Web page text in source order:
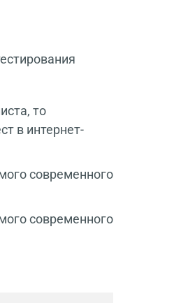
то
в интернет-
современного
современного